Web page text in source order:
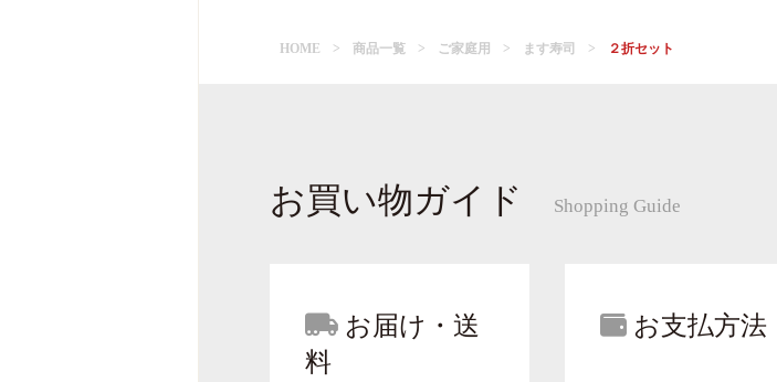
HOME 商品一覧 ご家庭用 ます寿司 ２折セット
お買い物ガイド Shopping Guide
お届け・送
料
お支払方法